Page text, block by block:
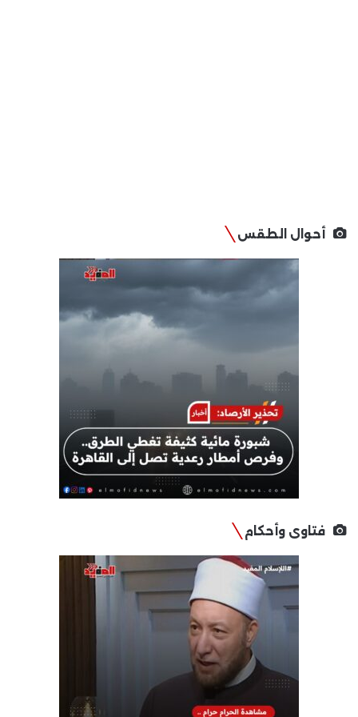
أحوال الطقس
فتاوى وأحكام